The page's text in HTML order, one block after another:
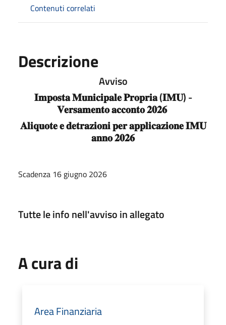
Contenuti correlati
Descrizione
Avviso
𝐈𝐦𝐩𝐨𝐬𝐭𝐚 𝐌𝐮𝐧𝐢𝐜𝐢𝐩𝐚𝐥𝐞 𝐏𝐫𝐨𝐩𝐫𝐢𝐚 (𝐈𝐌𝐔) -
𝐕𝐞𝐫𝐬𝐚𝐦𝐞𝐧𝐭𝐨 𝐚𝐜𝐜𝐨𝐧𝐭𝐨 𝟐𝟎𝟐𝟔
𝐀𝐥𝐢𝐪𝐮𝐨𝐭𝐞 𝐞 𝐝𝐞𝐭𝐫𝐚𝐳𝐢𝐨𝐧𝐢 𝐩𝐞𝐫 𝐚𝐩𝐩𝐥𝐢𝐜𝐚𝐳𝐢𝐨𝐧𝐞 𝐈𝐌𝐔
𝐚𝐧𝐧𝐨 𝟐𝟎𝟐𝟔
Scadenza 16 giugno 2026
Tutte le info nell'avviso in allegato
A cura di
Area Finanziaria